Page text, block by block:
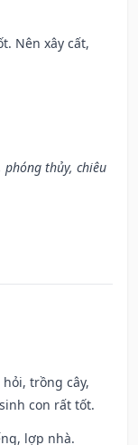
Nên xây cất,
thủy, chiêu
trồng cây,
con rất tốt.
lợp nhà.